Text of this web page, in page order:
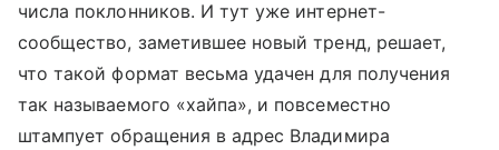
числа поклонников. И тут уже интернет-
сообщество, заметившее новый тренд, решает,
что такой формат весьма удачен для получения
так называемого «хайпа», и повсеместно
штампует обращения в адрес Владимира